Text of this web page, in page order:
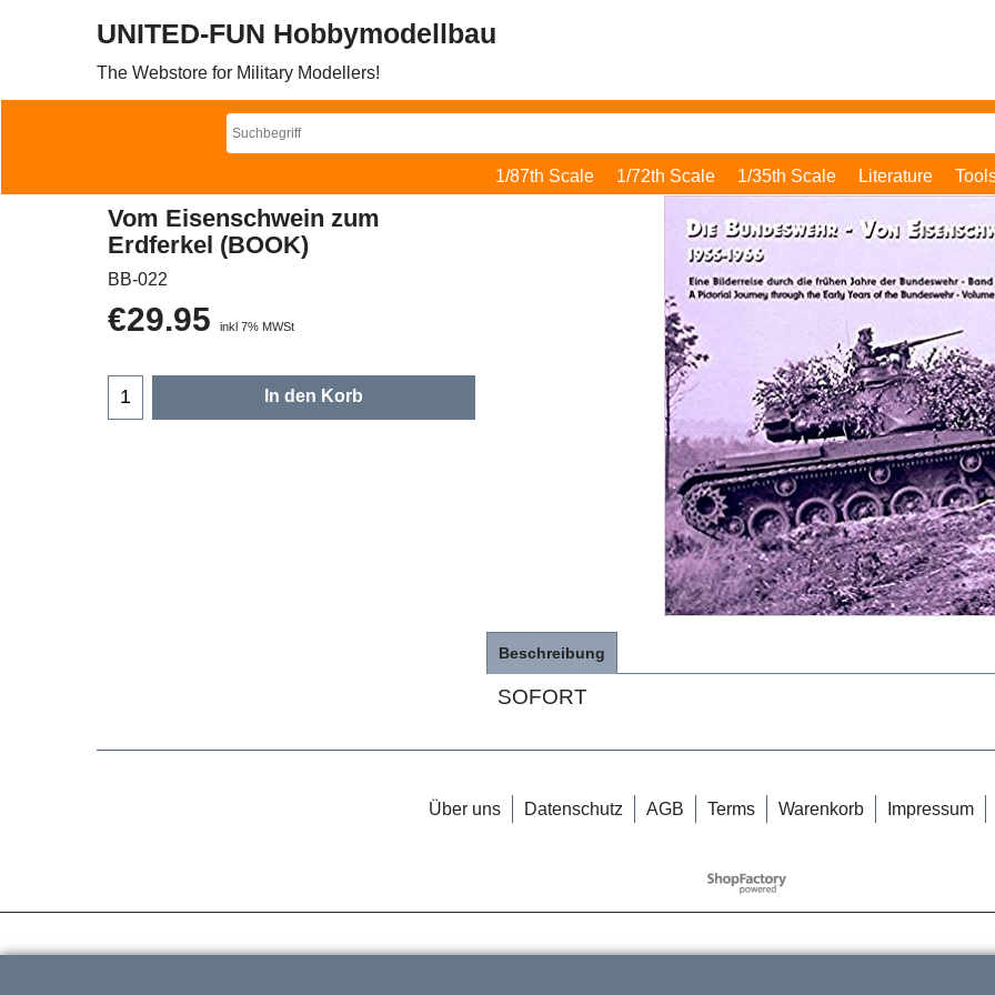
UNITED-FUN Hobbymodellbau
The Webstore for Military Modellers!
1/87th Scale 1/72th Scale 1/35th Scale Literature
Vom Eisenschwein zum
Erdferkel (BOOK)
BB-022
€29.95 inkl 7% MWSt
In den Korb
Beschreibung
SOFORT
Über uns Datenschutz AGB Terms Warenkorb Impressum
WebShop erstellt mit
ShopFactory Shop